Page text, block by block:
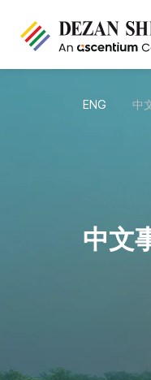
中文
ENG 中